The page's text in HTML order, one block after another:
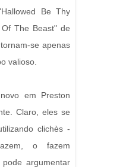
Be Thy
The Beast" de
se apenas
valioso.
em Preston
Claro, eles se
clichès -
o fazem
argumentar